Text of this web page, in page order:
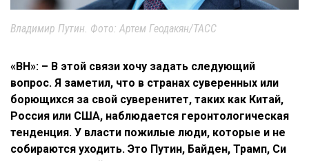
Владимир Путин. Фото: Артем Геодакян/ТАСС
«ВН»: – В этой связи хочу задать следующий
вопрос. Я заметил, что в странах суверенных или
борющихся за свой суверенитет, таких как Китай,
Россия или США, наблюдается геронтологическая
тенденция. У власти пожилые люди, которые и не
собираются уходить. Это Путин, Байден, Трамп, Си